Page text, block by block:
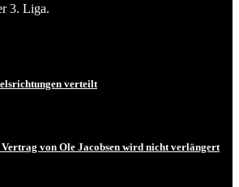
3. Liga.
verteilt
von Ole Jacobsen wird nicht verlängert